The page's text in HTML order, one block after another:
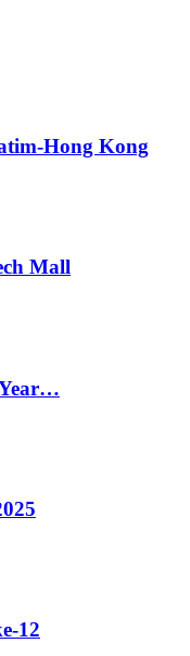
Hong Kong
Mall
12